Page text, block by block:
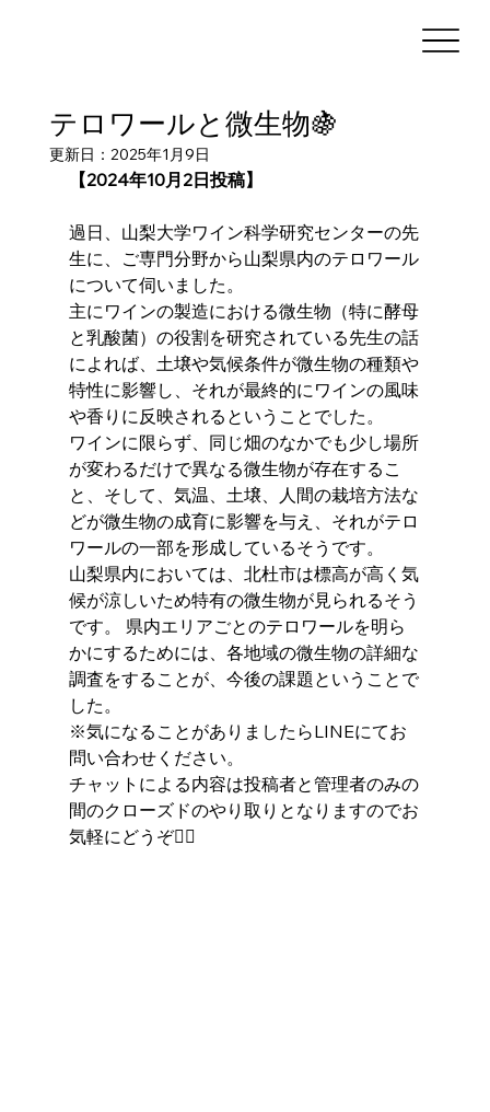
テロワールと微生物🍇
更新日： 2025年1月9日
【2024年10月2日投稿】
過日、山梨大学ワイン科学研究センターの先
生に、ご専門分野から山梨県内のテロワール
について伺いました。
主にワインの製造における微生物（特に酵母
と乳酸菌）の役割を研究されている先生の話
によれば、土壌や気候条件が微生物の種類や
特性に影響し、それが最終的にワインの風味
や香りに反映されるということでした。
ワインに限らず、同じ畑のなかでも少し場所
が変わるだけで異なる微生物が存在するこ
と、そして、気温、土壌、人間の栽培方法な
どが微生物の成育に影響を与え、それがテロ
ワールの一部を形成しているそうです。
山梨県内においては、北杜市は標高が高く気
候が涼しいため特有の微生物が見られるそう
です。 県内エリアごとのテロワールを明ら
かにするためには、各地域の微生物の詳細な
調査をすることが、今後の課題ということで
した。
※気になることがありましたらLINEにてお
問い合わせください。
チャットによる内容は投稿者と管理者のみの
間のクローズドのやり取りとなりますのでお
気軽にどうぞ🙇‍♂️